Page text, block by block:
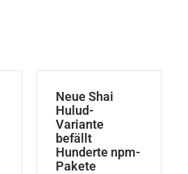
Neue Shai
Hulud-
Variante
befällt
Hunderte npm-
Pakete